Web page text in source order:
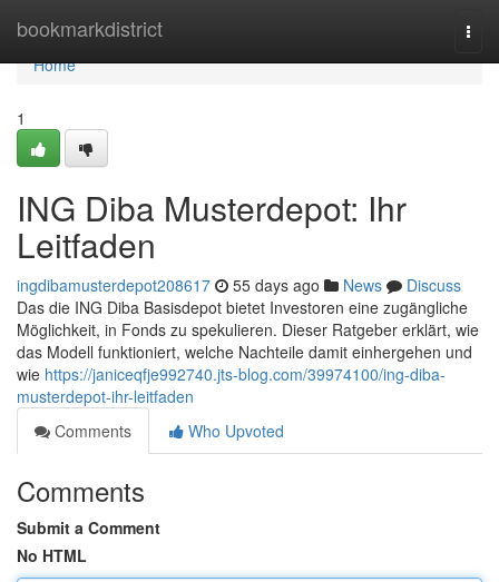
bookmarkdistrict
Home
Home
1
ING Diba Musterdepot: Ihr
Leitfaden
ingdibamusterdepot208617 55 days ago News
Discuss
Das die ING Diba Basisdepot bietet Investoren eine zugängliche
Möglichkeit, in Fonds zu spekulieren. Dieser Ratgeber erklärt, wie
das Modell funktioniert, welche Nachteile damit einhergehen und
wie https://janiceqfje992740.jts-blog.com/39974100/ing-diba-
musterdepot-ihr-leitfaden
Comments
Who Upvoted
Comments
Submit a Comment
No HTML